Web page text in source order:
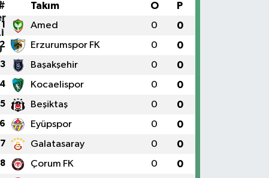
Takım O P
1 Amed 0 0
2 Erzurumspor FK 0 0
3 Başakşehir 0 0
4 Kocaelispor 0 0
5 Beşiktaş 0 0
6 Eyüpspor 0 0
7 Galatasaray 0 0
8 Çorum FK 0 0